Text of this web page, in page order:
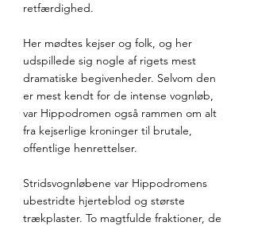
retfærdighed.
Her mødtes kejser og folk, og her
udspillede sig nogle af rigets mest
dramatiske begivenheder. Selvom den
er mest kendt for de intense vognløb,
var Hippodromen også rammen om alt
fra kejserlige kroninger til brutale,
offentlige henrettelser.
Stridsvognløbene var Hippodromens
ubestridte hjerteblod og største
trækplaster. To magtfulde fraktioner, de